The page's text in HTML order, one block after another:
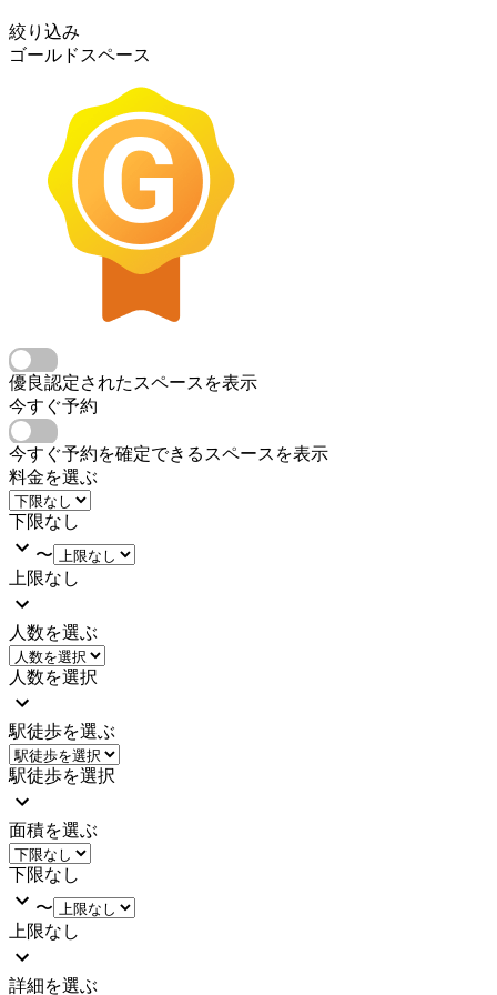
絞り込み
ゴールドスペース
優良認定されたスペースを表示
今すぐ予約
今すぐ予約を確定できるスペースを表示
料金を選ぶ
下限なし
〜
上限なし
人数を選ぶ
人数を選択
駅徒歩を選ぶ
駅徒歩を選択
面積を選ぶ
下限なし
〜
上限なし
詳細を選ぶ